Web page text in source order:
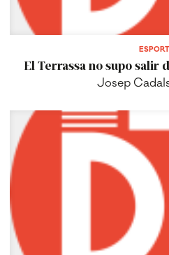
El Terrassa no supo salir
Josep